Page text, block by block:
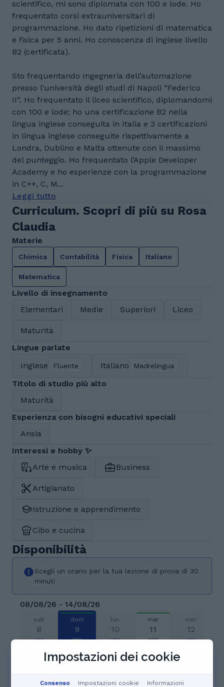
scientifico, mi sono diplomata con 100 e lode. Ho
frequentato corsi extrauniversitari di
programmazione. Ho dato ripetizioni di matematica
e fisica per 5 anni. Ho conoscenza di inglese livello
B2 (certificata).
Sto frequentando Ingegneria dell’automazione
presso l’università degli studi di Napoli “Federico
II”. Ho frequentato il liceo scientifico, diplomandomi
con 100 e lode; ho una certificazione B2 nella
lingua inglese conseguita in Italia e 3 certificazioni
in lingua inglese conseguite rispettivamente a
Londra, Dublino e Malta ottenute con il massimo
del punteggio. Ho frequentato l’Apple Developer
Academy e ho esperienze con la programmazione
in C++, C, M...
Leggi tutto
Curriculum. Scopri di più su Rosa
Claudia
Materie
Chimica Contabilità Fisica Italiano
Matematica
Livello di insegnamento
Elementari
Medie Superiori Liceo
Maturità
Lingue parlate
Inglese
Fluente Italiano Madrelingua
Titolo di studio più alto
Maturità
Esperienza con bisogni educativi speciali
Ansia
Interessi e hobby ✨
Arte e musica
Business
Artigianato
Istruzione e apprendimento
Cibo e cucina
Disponibilità
Scegli un orario per la tua lezione di prova di 30
minuti
08/08/26 - 14/08/26
sab
8
ago
dom
9
ago
lun
10
ago
mar
11
ago
mer
12
ago
Prenotato Prenotato Prenotato
Impostazioni dei cookie
Consenso Impostazioni cookie Informazioni